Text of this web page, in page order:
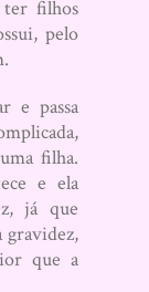
ter filhos
pelo
e passa
filha.
e ela
já que
gravidez,
que a